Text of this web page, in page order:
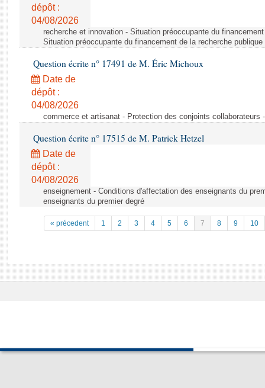
dépôt :
04/08/2026
recherche et innovation - Situation préoccupante du
Situation préoccupante du financement de la recherche publique
Question écrite n° 17491 de M. Éric Michoux
Date de
dépôt :
04/08/2026
commerce et artisanat - Protection des conjoints collaborateurs
Question écrite n° 17515 de M. Patrick Hetzel
Date de
dépôt :
04/08/2026
enseignement - Conditions d'affectation des enseignants du
enseignants du premier degré
« précedent 1 2 3 4 5 6 7 8 9 10